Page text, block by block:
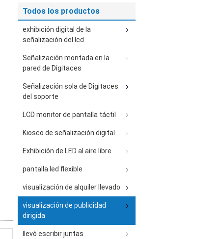
Todos los productos
exhibición digital de la
señalización del lcd
Señalización montada en la
pared de Digitaces
Señalización sola de Digitaces
del soporte
LCD monitor de pantalla táctil
Kiosco de señalización digital
Exhibición de LED al aire libre
pantalla led flexible
visualización de alquiler llevado
visualización de publicidad
dirigida
llevó escribir juntas